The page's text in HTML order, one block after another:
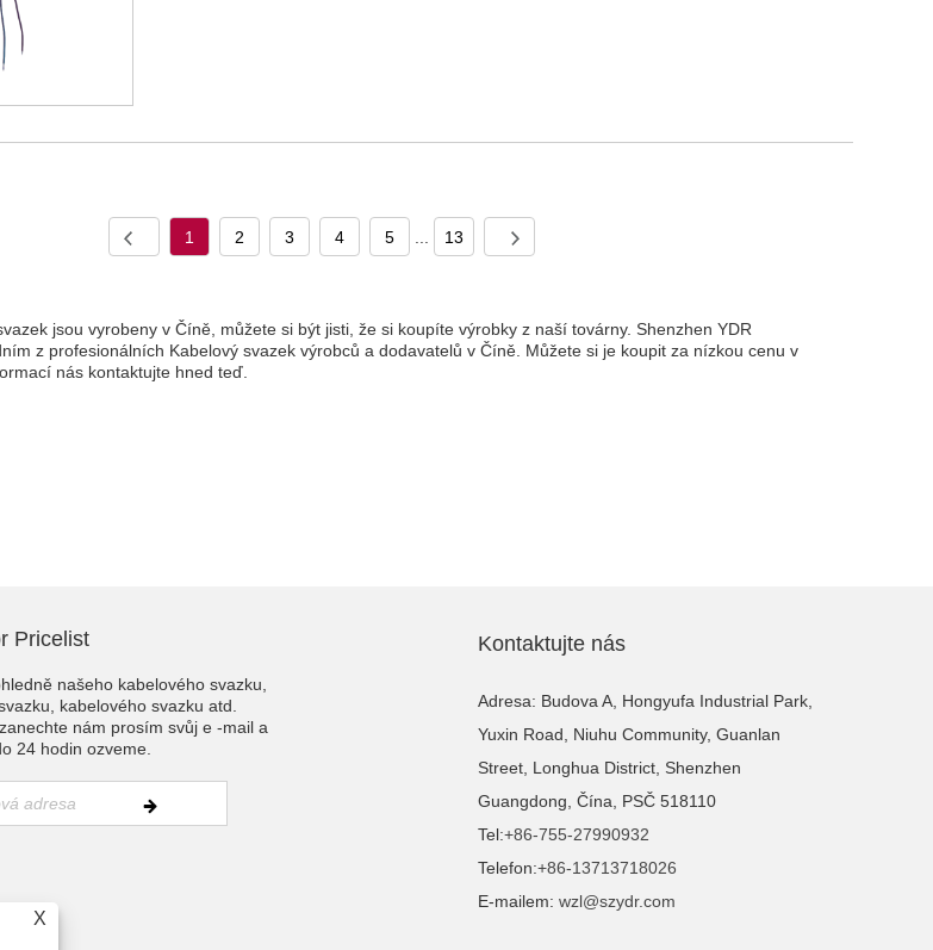
1 2 3 4 5 ... 13
jsou vyrobeny v Číně, můžete si být jisti, že si koupíte výrobky z naší továrny. Shenzhen YDR
z profesionálních Kabelový svazek výrobců a dodavatelů v Číně. Můžete si je koupit za nízkou cenu v
nás kontaktujte hned teď.
Pricelist
našeho kabelového svazku,
kabelového svazku atd.
nám prosím svůj e -mail a
24 hodin ozveme.
Kontaktujte nás
Adresa: Budova A, Hongyufa Industrial Park,
Yuxin Road, Niuhu Community, Guanlan
Street, Longhua District, Shenzhen
Guangdong, Čína, PSČ 518110
Tel:+86-755-27990932
Telefon:+86-13713718026
E-mailem: wzl@szydr.com
X